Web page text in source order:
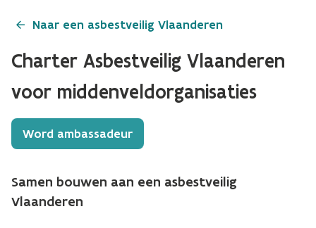
Naar een asbestveilig Vlaanderen
Charter Asbestveilig Vlaanderen
voor middenveldorganisaties
Word ambassadeur
Samen bouwen aan een asbestveilig
Vlaanderen